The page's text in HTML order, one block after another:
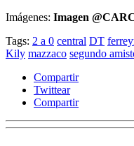
Imágenes: Imagen
Tags: 2 a 0 central DT
Kily mazzaco segundo
Compartir
Twittear
Compartir